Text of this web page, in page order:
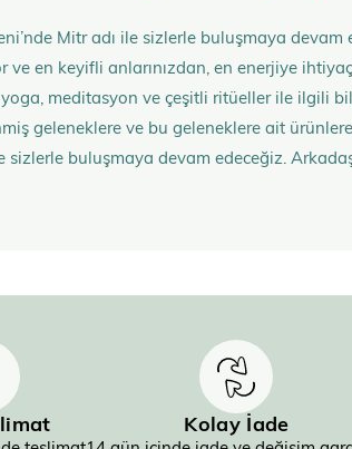
Mitr adı ile sizlerle buluşmaya
en keyifli anlarınızdan, en enerjiye
meditasyon ve çeşitli ritüeller ile ilgili
geleneklere ve bu geleneklere ait
sizlerle buluşmaya devam edeceğiz.
Kolay İade